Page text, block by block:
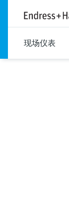
现场仪表